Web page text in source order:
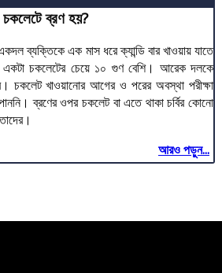
চকলেটে ব্রণ হয়?
ব্যক্তিকে এক মাস ধরে ক্যান্ডি বার খাওয়ায় যাতে
একটা চকলেটের চেয়ে ১০ গুণ বেশি। আরেক দলকে
চকলেট খাওয়ানোর আগের ও পরের অবস্থা পরীক্ষা
ব্রণের ওপর চকলেট বা এতে থাকা চর্বির কোনো
আরও পড়ুন...